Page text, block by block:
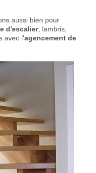
aussi bien pour
d'escalier, lambris,
avec l'agencement de